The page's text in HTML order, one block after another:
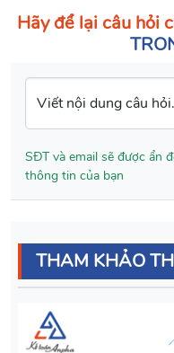
Hãy để lại câu hỏi
Viết nội dung câu
SĐT và email sẽ được ẩn
thông tin của bạn
THAM KHẢO